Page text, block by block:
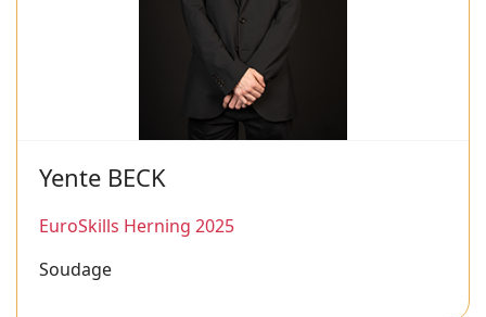
Yente BECK
EuroSkills Herning 2025
Soudage